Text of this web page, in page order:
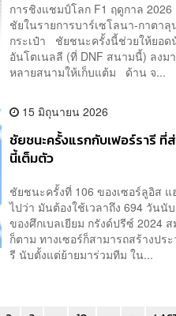
การชิงแชมป์โลก F1 ฤดูกาล
ชัยในรายการบาร์เซโลนา-กาตา
กระเป๋า ชัยชนะครั้งนี้ช่วยให้ยอด
อันโตเนลลี (ที่ DNF สนามนี้) ลง
หลายสนามให้เก็บแต้ม ด้าน จ...
15 มิถุนายน 2026
ชัยชนะครั้งแรกกับเฟอร์รารี
นี้เต็มตัว
ชัยชนะครั้งที่ 106 ของเซอร์ลูอิส
ไปว่า มันต้องใช้เวลาถึง 694 วันนั
ของศึกเบลเยียม กรังด์ปรีซ์ 2024
ก็ตาม ทางเซอร์ก็สามารถสร้างป
รี นับตั้งแต่ย้ายมาร่วมทีม ใน...